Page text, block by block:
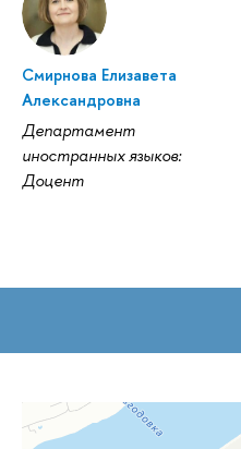
Смирнова Елизавета
Александровна
Департамент
иностранных языков:
Доцент